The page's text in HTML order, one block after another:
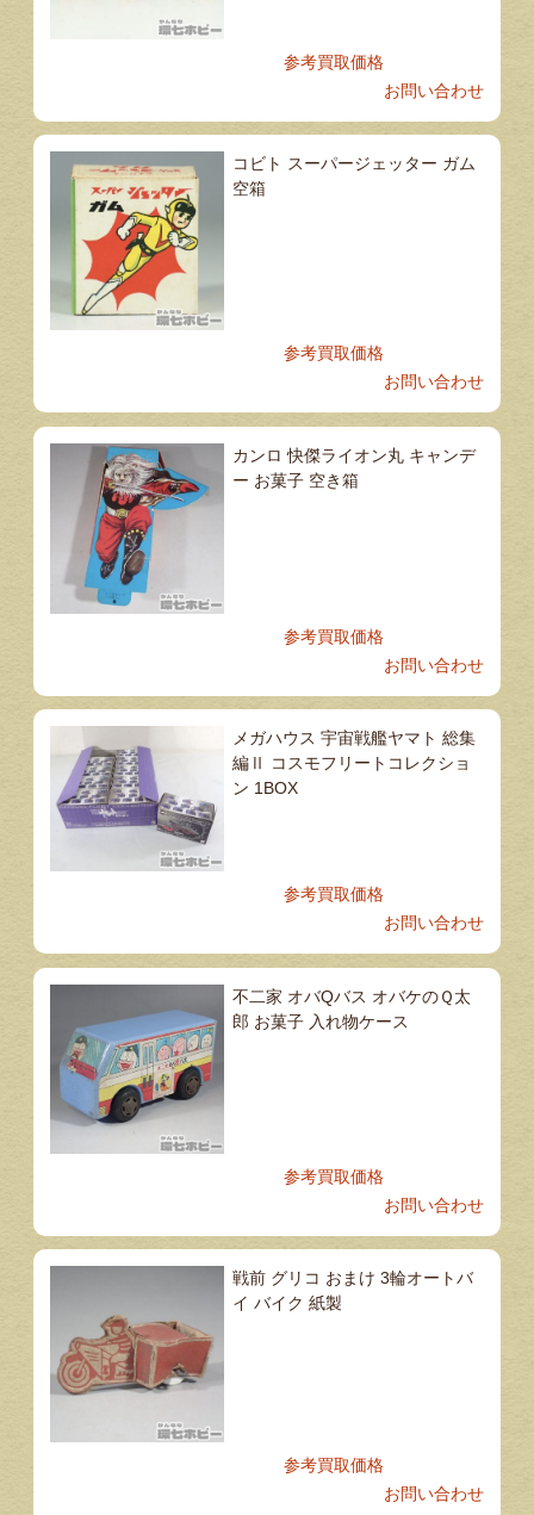
参考買取価格
お問い合わせ
コビト スーパージェッター ガム
空箱
参考買取価格
お問い合わせ
カンロ 快傑ライオン丸 キャンデ
ー お菓子 空き箱
参考買取価格
お問い合わせ
メガハウス 宇宙戦艦ヤマト 総集
編Ⅱ コスモフリートコレクショ
ン 1BOX
参考買取価格
お問い合わせ
不二家 オバQバス オバケのＱ太
郎 お菓子 入れ物ケース
参考買取価格
お問い合わせ
戦前 グリコ おまけ 3輪オートバ
イ バイク 紙製
参考買取価格
お問い合わせ